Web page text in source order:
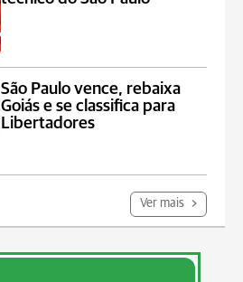
São Paulo vence, rebaixa
Goiás e se classifica para
Libertadores
Ver mais